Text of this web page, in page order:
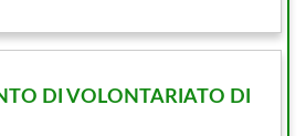
DI VOLONTARIATO DI